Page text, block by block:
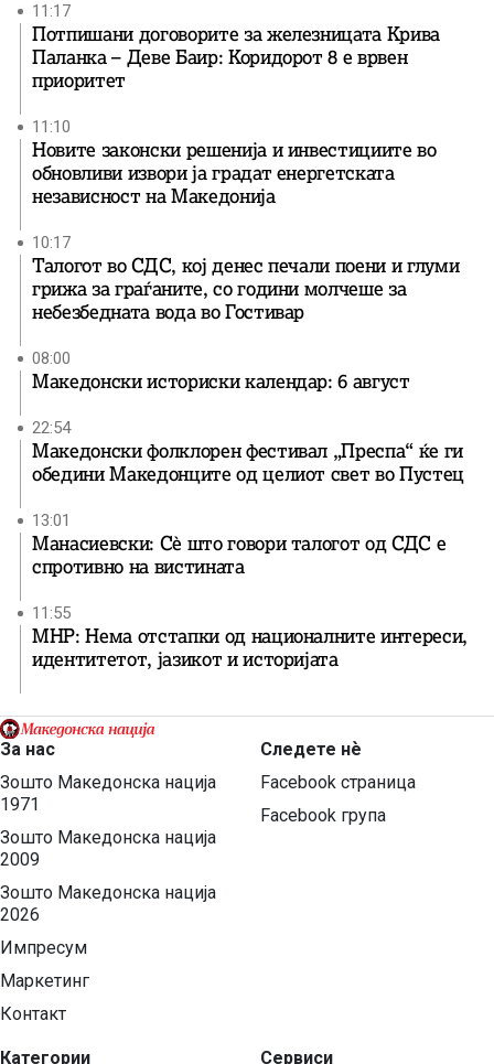
11:17
Потпишани договорите за железницата Крива
Паланка – Деве Баир: Коридорот 8 е врвен
приоритет
11:10
Новите законски решенија и инвестициите во
обновливи извори ја градат енергетската
независност на Македонија
10:17
Талогот во СДС, кој денес печали поени и глуми
грижа за граѓаните, со години молчеше за
небезбедната вода во Гостивар
08:00
Македонски историски календар: 6 август
22:54
Македонски фолклорен фестивал „Преспа“ ќе ги
обедини Македонците од целиот свет во Пустец
13:01
Манасиевски: Сè што говори талогот од СДС е
спротивно на вистината
11:55
МНР: Нема отстапки од националните интереси,
идентитетот, јазикот и историјата
За нас
Зошто Македонска нација
1971
Зошто Македонска нација
2009
Зошто Македонска нација
2026
Импресум
Маркетинг
Контакт
Категории
Следете нѐ
Facebook страница
Facebook група
Сервиси